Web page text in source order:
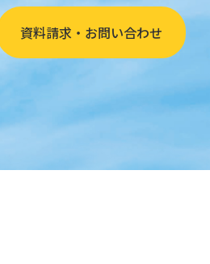
資料請求・お問い合わせ